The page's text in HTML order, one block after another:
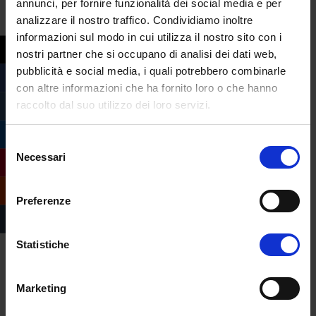
annunci, per fornire funzionalità dei social media e per
analizzare il nostro traffico. Condividiamo inoltre
informazioni sul modo in cui utilizza il nostro sito con i
nostri partner che si occupano di analisi dei dati web,
pubblicità e social media, i quali potrebbero combinarle
con altre informazioni che ha fornito loro o che hanno
raccolto dal suo utilizzo dei loro servizi.
delNecessari
Preferenze
Statistiche
Marketing
#dna